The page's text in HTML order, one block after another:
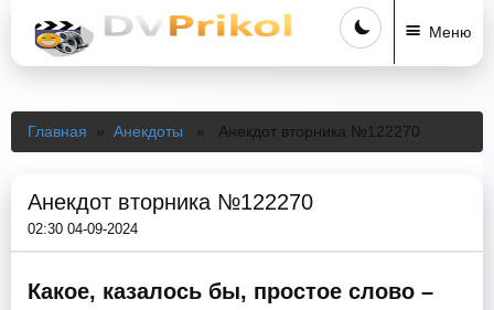
Меню
Главная » Анекдоты » Анекдот вторника №122270
Анекдот вторника №122270
02:30 04-09-2024
Какое, казалось бы, простое слово –